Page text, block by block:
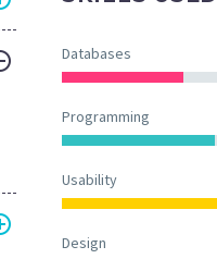
Databases
Programming
Usability
Design